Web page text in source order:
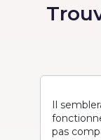
Il
pas